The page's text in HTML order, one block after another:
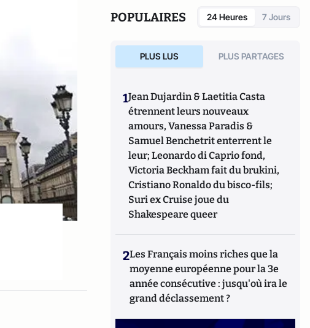
POPULAIRES 24 Heures 7 Jours
PLUS LUS PLUS PARTAGES
1Jean Dujardin & Laetitia Casta
étrennent leurs nouveaux
amours, Vanessa Paradis &
Samuel Benchetrit enterrent le
leur; Leonardo di Caprio fond,
Victoria Beckham fait du brukini,
Cristiano Ronaldo du bisco-fils;
Suri ex Cruise joue du
Shakespeare queer
2Les Français moins riches que la
moyenne européenne pour la 3e
année consécutive : jusqu'où ira le
grand déclassement ?